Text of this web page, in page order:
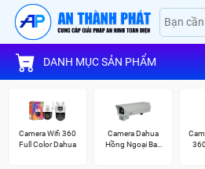
DANH MỤC SẢN PHẨM
Camera Wifi 360
Full Color Dahua
Camera Dahua
Hồng Ngoại Ban